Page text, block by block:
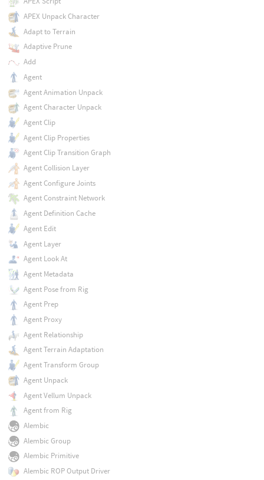
APEX Unpack Character
Adapt to Terrain
Adaptive Prune
Add
Agent
Agent Animation Unpack
Agent Character Unpack
Agent Clip
Agent Clip Properties
Agent Clip Transition Graph
Agent Collision Layer
Agent Configure Joints
Agent Constraint Network
Agent Definition Cache
Agent Edit
Agent Layer
Agent Look At
Agent Metadata
Agent Pose from Rig
Agent Prep
Agent Proxy
Agent Relationship
Agent Terrain Adaptation
Agent Transform Group
Agent Unpack
Agent Vellum Unpack
Agent from Rig
Alembic
Alembic Group
Alembic Primitive
Alembic ROP Output Driver